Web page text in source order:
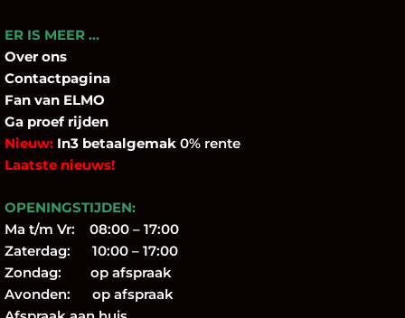
ER IS MEER …
Over ons
Contactpagina
Fan van ELMO
Ga proef rijden
Nieuw: In3 betaalgemak 0% rente
Laatste nieuws!
OPENINGSTIJDEN:
Ma t/m Vr: 08:00 – 17:00
Zaterdag: 10:00 – 17:00
Zondag: op afspraak
Avonden: op afspraak